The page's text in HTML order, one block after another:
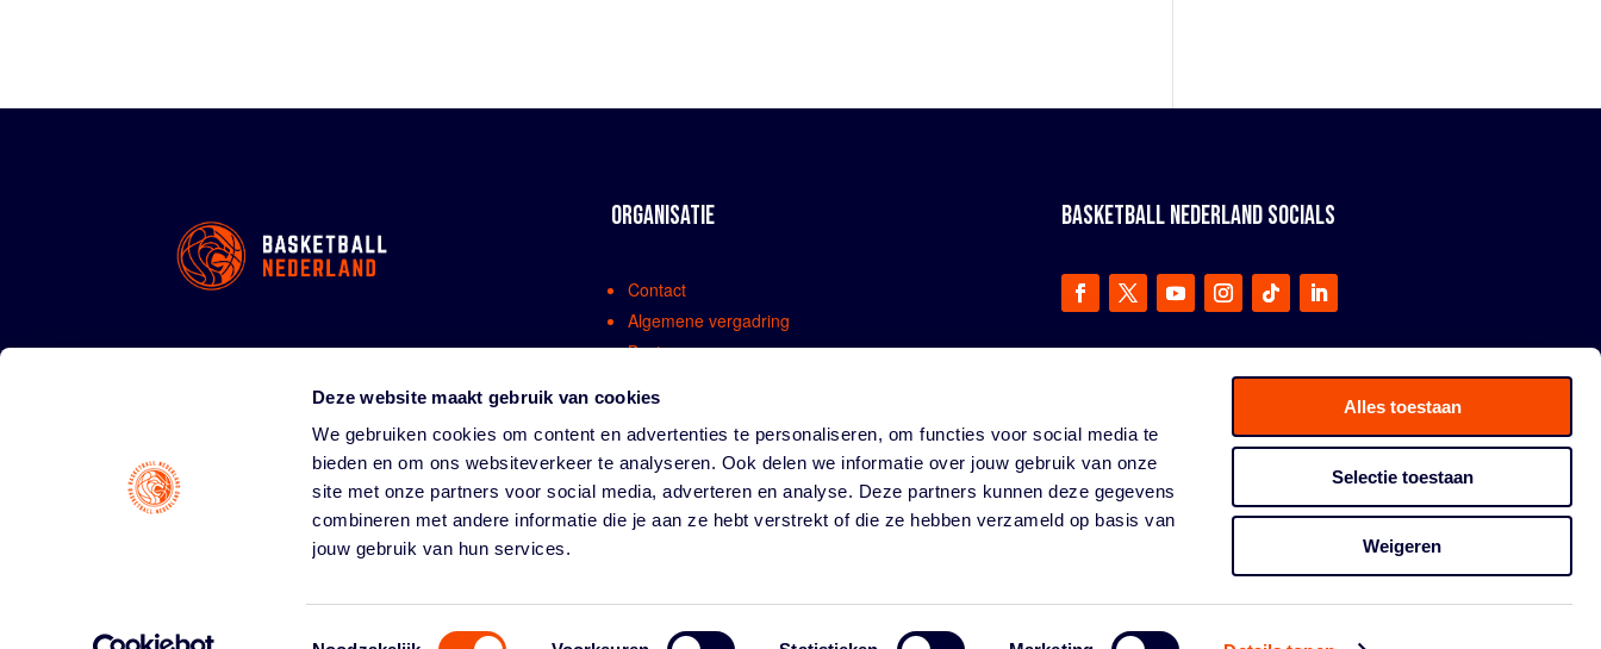
Deze website maakt gebruik van cookies
We gebruiken cookies om content en advertenties te personaliseren, om functies voor social media te
bieden en om ons websiteverkeer te analyseren. Ook delen we informatie over jouw gebruik van onze
site met onze partners voor social media, adverteren en analyse. Deze partners kunnen deze gegevens
combineren met andere informatie die je aan ze hebt verstrekt of die ze hebben verzameld op basis van
jouw gebruik van hun services.
Toestemmingsselectie
Alles toestaan
Selectie toestaan
Weigeren
ORGANISATIE
Contact
Algemene vergadring
Bestuur
Bondsreglementen
Klachtenregeling
Partners
Vacatures
BASKETBALL NEDERLAND SOCIALS